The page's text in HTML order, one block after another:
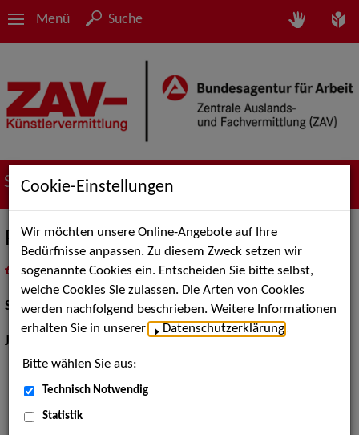
Menü Suche
Suche nach Künstler*innen
Philipp Moschitz
als PDF speichern
inMeine Merklistelegen
Schauspiel:Bühne
Jahrgang:
Cookie-Einstellungen
Wir möchten unsere Online-Angebote auf Ihre
Bedürfnisse anpassen. Zu diesem Zweck setzen wir
sogenannte Cookies ein. Entscheiden Sie bitte selbst,
welche Cookies Sie zulassen. Die Arten von Cookies
werden nachfolgend beschrieben. Weitere Informationen
erhalten Sie in unserer
Datenschutzerklärung
Bitte wählen Sie aus:
Technisch Notwendig
Statistik